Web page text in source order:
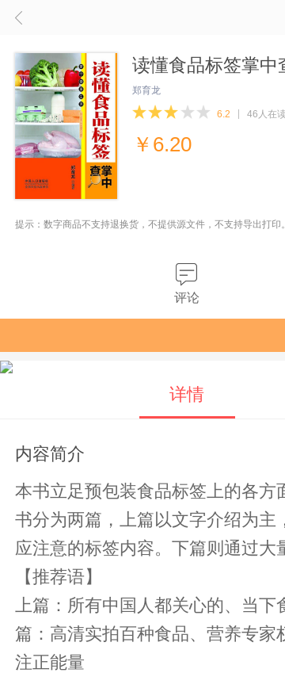
读懂食品标签掌中
郑育龙
6.2 46人在读
￥ 6.20
提示：数字商品不支持退换货，不提供源文件，不支持导出打印。
评论
详情
内容简介
本书立足预包装食品标签上的各
书分为两篇，上篇以文字介绍为
应注意的标签内容。下篇则通过
【推荐语】
上篇：所有中国人都关心的、当
篇：高清实拍百种食品、营养专家权威解读、条分缕析一看就懂。 专
注正能量